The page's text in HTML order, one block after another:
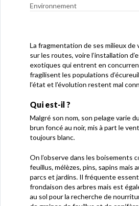
Environnement
La fragmentation de ses milieux de
sur les routes, voire l’installation
exotiques qui entrent en
fragilisent les populations
l’état et l’évolution restent mal
Qui est-il ?
Malgré son nom, son pelage varie
brun foncé au noir, mis à part le
toujours blanc.
On l’observe dans les boisements
feuillus, mélèzes, pins, sapins mais
parcs et jardins. Il fréquente
frondaison des arbres mais est
au sol pour la recherche de